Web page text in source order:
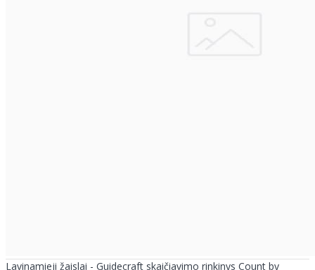
Lavinamieji žaislai - Guidecraft skaičiavimo rinkinys Count by